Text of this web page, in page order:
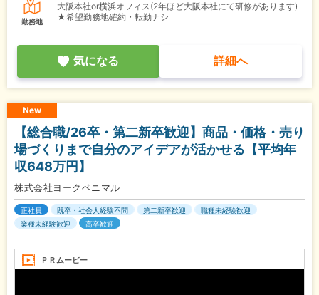
勤務地
大阪本社or横浜オフィス(2年ほど大阪本社にて研修があります)
★希望勤務地確約・転勤ナシ
気になる 詳細へ
New
【総合職/26卒・第二新卒歓迎】商品・価格・売り
場づくりまで自分のアイデアが活かせる【平均年
収648万円】
株式会社ヨークベニマル
正社員 既卒・社会人経験不問 第二新卒歓迎
職種未経験歓迎
業種未経験歓迎
高卒歓迎
ＰＲムービー